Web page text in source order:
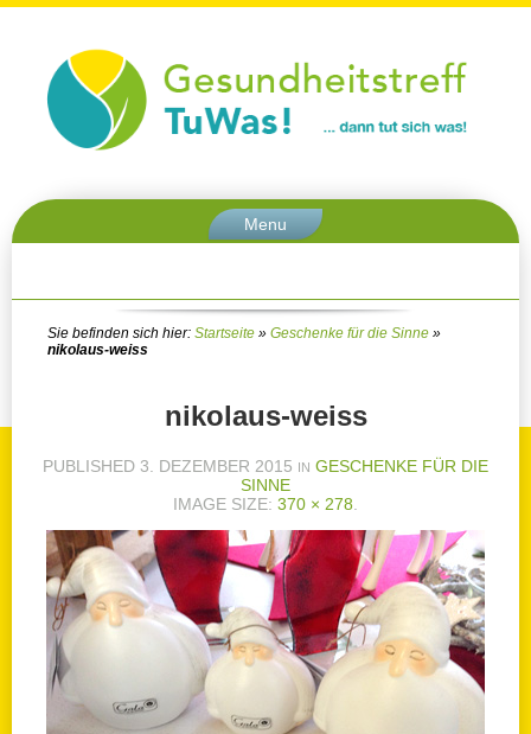
Menu
Sie befinden sich hier: Startseite » Geschenke für die Sinne »
nikolaus-weiss
nikolaus-weiss
PUBLISHED 3. DEZEMBER 2015 IN GESCHENKE FÜR DIE
SINNE
IMAGE SIZE: 370 × 278